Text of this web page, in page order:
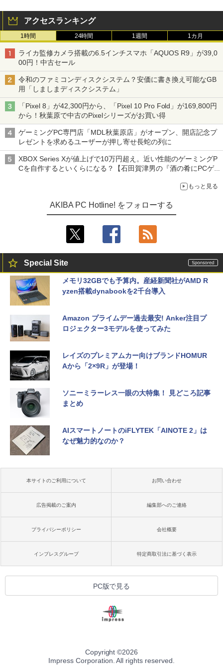
アクセスランキング
1時間 24時間 1週間 1カ月
ライカ監修カメラ搭載の6.5インチスマホ「AQUOS R9」が39,0
00円！中古セール
令和のファミコンディスクシステム？安価に書き換え可能なGB
用「しましまディスクシステム」
「Pixel 8」が42,300円から、「Pixel 10 Pro Fold」が169,800円
から！秋葉原で中古のPixelシリーズがお買い得
ゲーミングPC専門店「MDL秋葉原店」がオープン、開店記念プ
レゼントを求めるユーザーが押し寄せ長蛇の列に
XBOX Series Xが値上げで10万円超え。近い性能のゲーミングP
Cを自作するといくらになる？【石田賀津男の『酒の肴にPCゲ
もっと見る
AKIBA PC Hotline! をフォローする
Special Site
メモリ32GBでも予算内。産経新聞社がAMD R
yzen搭載dynabookを2千台導入
Amazon プライムデー過去最安! Anker注目プ
ロジェクター3モデルを使ってみた
レイズのプレミアムカー向けブランドHOMUR
Aから「2×9R」が登場！
ソニーミラーレス一眼の大特集！ 見どころ記事
まとめ
AIスマートノートのiFLYTEK「AINOTE 2」は
なぜ魅力的なのか？
本サイトのご利用について お問い合わせ
広告掲載のご案内 編集部へのご連絡
プライバシーポリシー 会社概要
インプレスグループ 特定商取引法に基づく表示
PC版で見る
Copyright ©2026
Impress Corporation. All rights reserved.